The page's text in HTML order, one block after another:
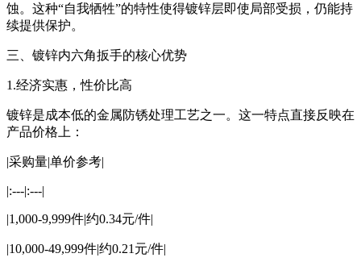
蚀。这种“自我牺牲”的特性使得镀锌层即使局部受损，仍能持
续提供保护。
三、镀锌内六角扳手的核心优势
1.经济实惠，性价比高
镀锌是成本低的金属防锈处理工艺之一。这一特点直接反映在
产品价格上：
|采购量|单价参考|
|:---|:---|
|1,000-9,999件|约0.34元/件|
|10,000-49,999件|约0.21元/件|